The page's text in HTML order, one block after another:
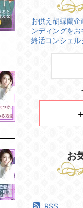
お供え胡蝶蘭
ンディングを
終活コンシェル
お
RSS